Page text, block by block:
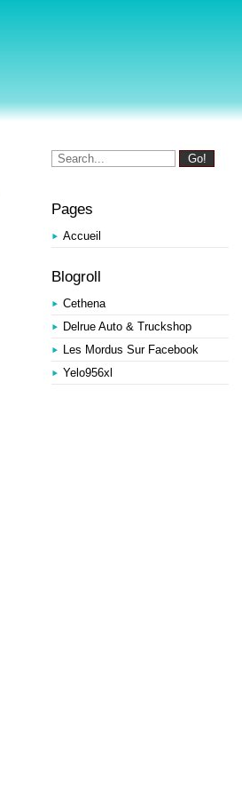
Pages
Accueil
Blogroll
Cethena
Delrue Auto & Truckshop
Les Mordus Sur Facebook
Yelo956xl